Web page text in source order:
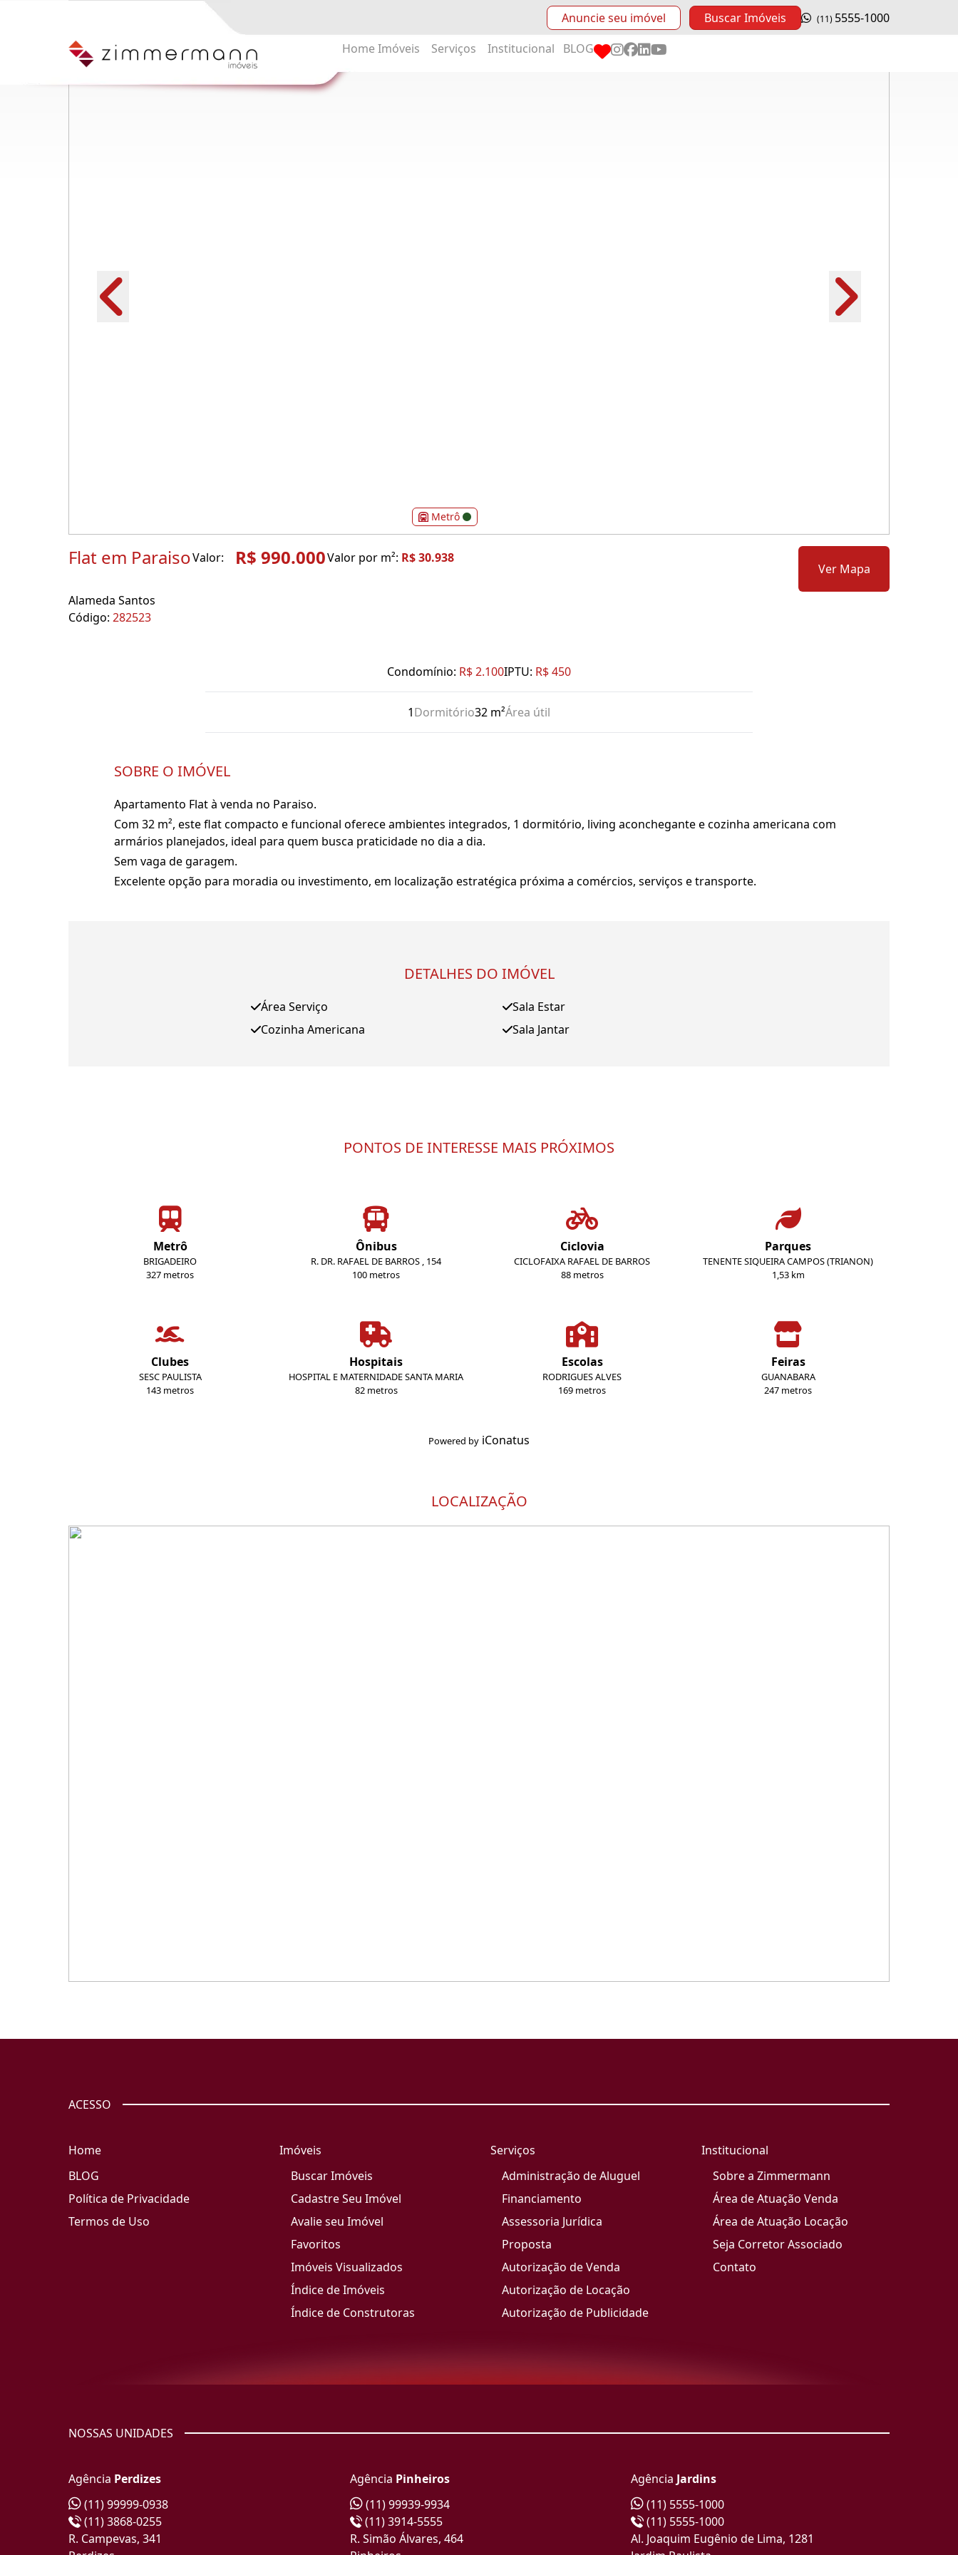
Anuncie seu imóvel Buscar Imóveis (11) 5555-1000
Home Imóveis Serviços Institucional BLOG
Metrô
Flat em ParaisoValor: R$ 990.000Valor por m²: R$ 30.938
Alameda Santos
Código: 282523
Ver Mapa
Condomínio: R$ 2.100IPTU: R$ 450
1Dormitório32 m²Área útil
SOBRE O IMÓVEL
Apartamento Flat à venda no Paraiso.
Com 32 m², este flat compacto e funcional oferece ambientes integrados, 1 dormitório, living aconchegante e cozinha americana com
armários planejados, ideal para quem busca praticidade no dia a dia.
Sem vaga de garagem.
Excelente opção para moradia ou investimento, em localização estratégica próxima a comércios, serviços e transporte.
DETALHES DO IMÓVEL
Área Serviço
Cozinha Americana
Sala Estar
Sala Jantar
PONTOS DE INTERESSE MAIS PRÓXIMOS
Metrô
BRIGADEIRO
327 metros
Ônibus
R. DR. RAFAEL DE BARROS , 154
100 metros
Ciclovia
CICLOFAIXA RAFAEL DE BARROS
88 metros
Parques
TENENTE SIQUEIRA CAMPOS (TRIANON)
1,53 km
Clubes
SESC PAULISTA
143 metros
Hospitais
HOSPITAL E MATERNIDADE SANTA MARIA
82 metros
Escolas
RODRIGUES ALVES
169 metros
Feiras
GUANABARA
247 metros
Powered by iConatus
LOCALIZAÇÃO
ACESSO
Home
BLOG
Política de Privacidade
Termos de Uso
Imóveis
Buscar Imóveis
Cadastre Seu Imóvel
Avalie seu Imóvel
Favoritos
Imóveis Visualizados
Índice de Imóveis
Índice de Construtoras
Serviços
Administração de Aluguel
Financiamento
Assessoria Jurídica
Proposta
Autorização de Venda
Autorização de Locação
Autorização de Publicidade
Institucional
Sobre a Zimmermann
Área de Atuação Venda
Área de Atuação Locação
Seja Corretor Associado
Contato
NOSSAS UNIDADES
Agência Perdizes
(11) 99999-0938
(11) 3868-0255
R. Campevas, 341
Agência Pinheiros
(11) 99939-9934
(11) 3914-5555
R. Simão Álvares, 464
Agência Jardins
(11) 5555-1000
(11) 5555-1000
Al. Joaquim Eugênio de Lima, 1281